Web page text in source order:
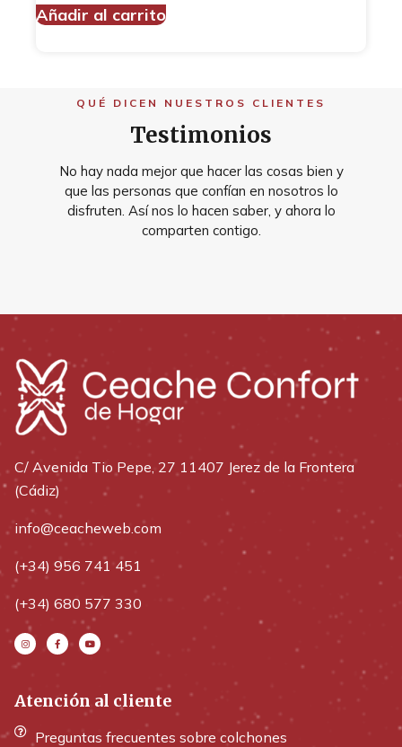
Añadir al carrito
QUÉ DICEN NUESTROS CLIENTES
Testimonios
No hay nada mejor que hacer las cosas bien y
que las personas que confían en nosotros lo
disfruten. Así nos lo hacen saber, y ahora lo
comparten contigo.
C/ Avenida Tio Pepe, 27 11407 Jerez de la Frontera
(Cádiz)
info@ceacheweb.com
(+34) 956 741 451
(+34) 680 577 330
Atención al cliente
Preguntas frecuentes sobre colchones